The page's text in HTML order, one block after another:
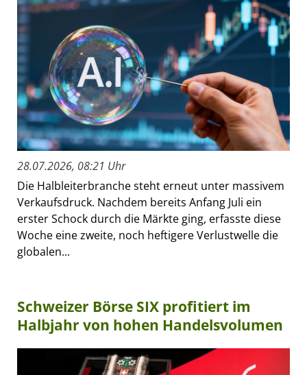
28.07.2026, 08:21 Uhr
Die Halbleiterbranche steht erneut unter massivem
Verkaufsdruck. Nachdem bereits Anfang Juli ein
erster Schock durch die Märkte ging, erfasste diese
Woche eine zweite, noch heftigere Verlustwelle die
globalen...
Schweizer Börse SIX profitiert im
Halbjahr von hohen Handelsvolumen